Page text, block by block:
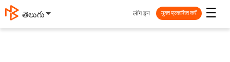
తెలుగు ☰
लॉग इन मुक्त प्रकाशित करें